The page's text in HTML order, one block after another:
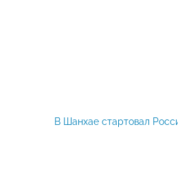
В Шанхае стартовал